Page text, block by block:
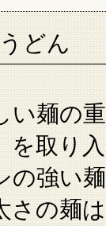
どん
い麺の
を取り
の強い
さの麺